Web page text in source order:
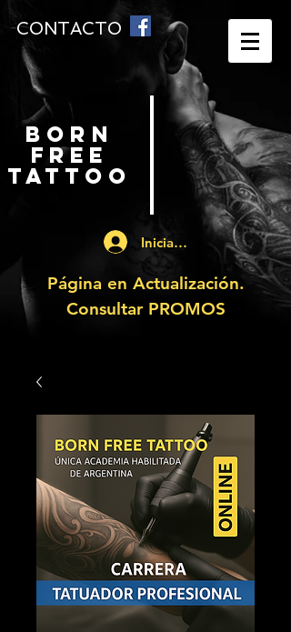
CONTACTO
BORN
FREE
TATTOO
Iniciar sesión
Página en Actualización.
Consultar PROMOS